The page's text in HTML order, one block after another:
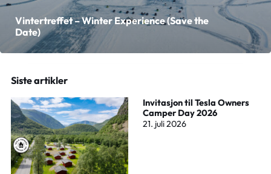
Vintertreffet – Winter Experience (Save the
Date)
Siste artikler
Invitasjon til Tesla Owners
Camper Day 2026
21. juli 2026